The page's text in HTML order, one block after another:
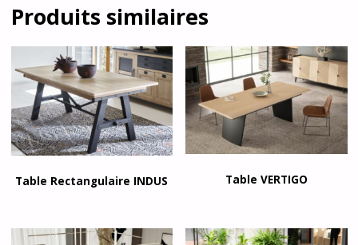
Produits similaires
Table Rectangulaire INDUS Table VERTIGO